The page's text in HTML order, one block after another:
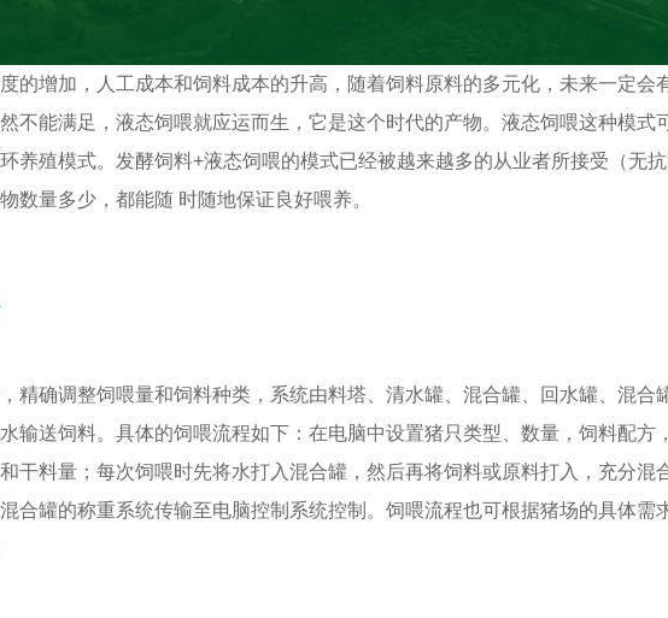
的增加，人工成本和饲料成本的升高，随着饲料原料的多元化，未来一定
不能满足，液态饲喂就应运而生，它是这个时代的产物。液态饲喂这种模
养殖模式。发酵饲料+液态饲喂的模式已经被越来越多的从业者所接受（无
数量多少，都能随 时随地保证良好喂养。
精确调整饲喂量和饲料种类，系统由料塔、清水罐、混合罐、回水罐、混
输送饲料。具体的饲喂流程如下：在电脑中设置猪只类型、数量，饲料配
干料量；每次饲喂时先将水打入混合罐，然后再将饲料或原料打入，充分
合罐的称重系统传输至电脑控制系统控制。饲喂流程也可根据猪场的具体